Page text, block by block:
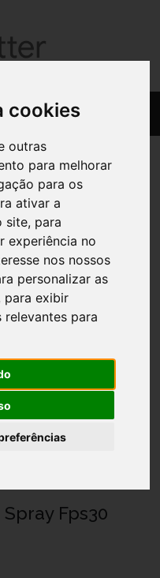
cookies
outras
para melhorar
para os
ativar a
site, para
experiência no
nos nossos
personalizar as
para exibir
relevantes para
Fps30